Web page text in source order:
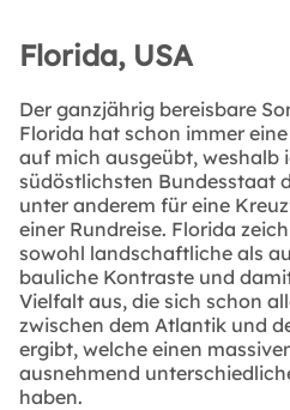
Florida, USA
Der ganzjährig bereisbare
Florida hat schon immer
auf mich ausgeübt, weshalb
südöstlichsten Bundesstaat
unter anderem für eine
einer Rundreise. Florida
sowohl landschaftliche als
bauliche Kontraste und
Vielfalt aus, die sich schon
zwischen dem Atlantik und
ergibt, welche einen
ausnehmend
haben.